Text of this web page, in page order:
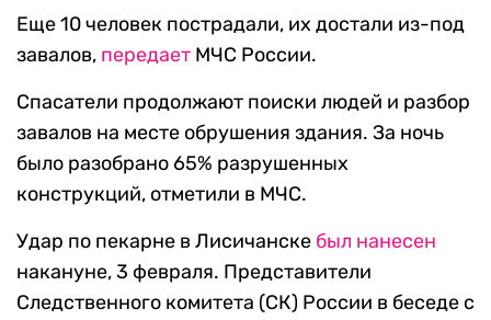
Еще 10 человек пострадали, их достали из-под
завалов, передает МЧС России.
Спасатели продолжают поиски людей и разбор
завалов на месте обрушения здания. За ночь
было разобрано 65% разрушенных
конструкций, отметили в МЧС.
Удар по пекарне в Лисичанске был нанесен
накануне, 3 февраля. Представители
Следственного комитета (СК) России в беседе с